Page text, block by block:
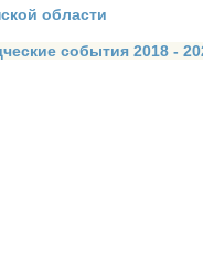
области
события 2018 -